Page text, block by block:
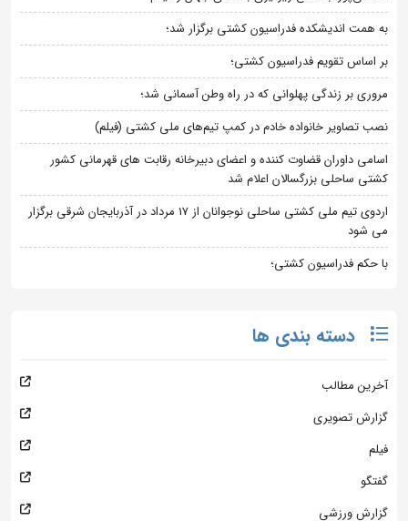
به همت اندیشکده فدراسیون کشتی برگزار شد؛
بر اساس تقویم فدراسیون کشتی؛
مروری بر زندگی پهلوانی که در راه وطن آسمانی شد؛
نصب تصاویر خانواده خادم در کمپ تیم‌های ملی کشتی (فیلم)
اسامی داوران قضاوت کننده و اعضای دبیرخانه رقابت های قهرمانی کشور
کشتی ساحلی بزرگسالان اعلام شد
اردوی تیم ملی کشتی ساحلی نوجوانان از 17 مرداد در آذربایجان شرقی برگزار
می شود
با حکم فدراسیون کشتی؛
دسته بندی ها
آخرین مطالب
گزارش تصویری
فیلم
گفتگو
گزارش ورزشی